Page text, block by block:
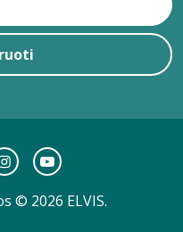
© 2026 ELVIS.